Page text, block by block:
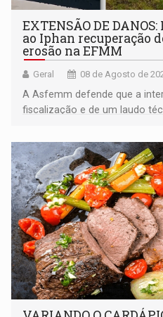
EXTENSÃO DE
ao Iphan recuperação
erosão na EFMM
Geral 08 de Agosto de
A Asfemm defende que a
fiscalização e de um laudo